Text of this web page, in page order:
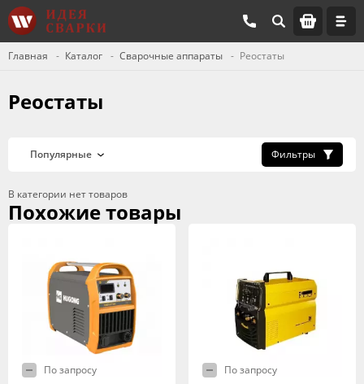
Главная Каталог Сварочные аппараты Реостаты
Реостаты
Фильтры
В категории нет товаров
Похожие товары
По запросу
По запросу